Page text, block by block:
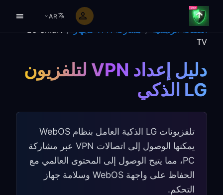
AR
الصفحة الرئيسية / مشاركة VPN للجهاز /
LG Smart
TV
دليل إعداد VPN لتلفزيون
LG الذكي
تلفزيونات LG الذكية العامل بنظام WebOS
يمكنها الوصول إلى اتصالات VPN عبر مشاركة
PC، مما يتيح الوصول إلى المحتوى العالمي مع
الحفاظ على واجهة WebOS وسلامة جهاز
التحكم.